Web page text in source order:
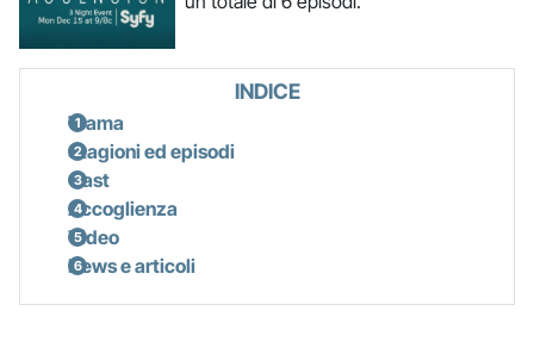
INDICE
Trama
Stagioni ed episodi
Cast
Accoglienza
Video
News e articoli